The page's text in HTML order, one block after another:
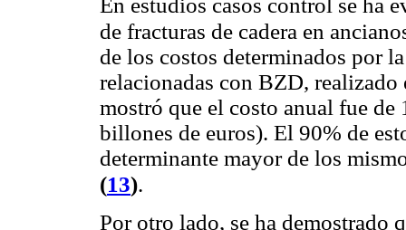
En estudios casos control se ha
de fracturas de cadera en
de los costos determinados por
relacionadas con BZD, realizado
mostró que el costo anual fue
billones de euros). El 90% de
determinante mayor de los
(13).
Por otro lado, se ha demostrado